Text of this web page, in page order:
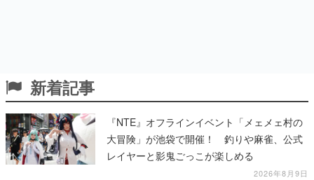
新着記事
『NTE』オフラインイベント「メェメェ村の
大冒険」が池袋で開催！ 釣りや麻雀、公式
レイヤーと影鬼ごっこが楽しめる
2026年8月9日